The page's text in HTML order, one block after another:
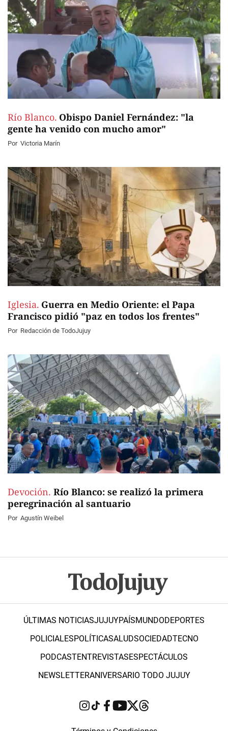
Río Blanco. Obispo Daniel Fernández: "la
gente ha venido con mucho amor"
Por Victoria Marín
Iglesia. Guerra en Medio Oriente: el Papa
Francisco pidió "paz en todos los frentes"
Por Redacción de TodoJujuy
Devoción. Río Blanco: se realizó la primera
peregrinación al santuario
Por Agustín Weibel
ÚLTIMAS NOTICIASJUJUYPAÍSMUNDODEPORTES
POLICIALESPOLÍTICASALUDSOCIEDADTECNO
PODCASTENTREVISTASESPECTÁCULOS
NEWSLETTERANIVERSARIO TODO JUJUY